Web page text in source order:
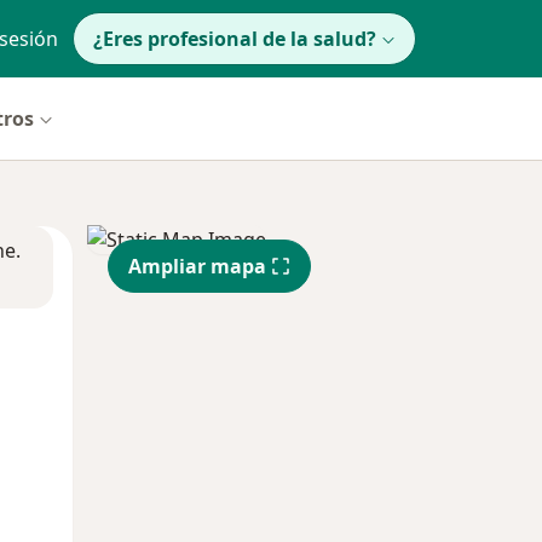
¿Eres profesional de la salud?
Ampliar mapa